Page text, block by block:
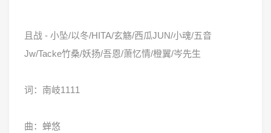
且战 - 小坠/以冬/HITA/玄觞/西瓜JUN/小魂/五音
Jw/Tacke竹桑/妖扬/吾恩/萧忆情/橙翼/岑先生
词：南岐1111
曲：蝉悠